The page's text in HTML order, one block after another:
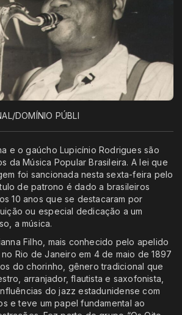
DOMÍNIO PÚBLI
e o gaúcho Lupicínio Rodrigues são
da Música Popular Brasileira. A lei que
foi sancionada nesta sexta-feira pelo
de patrono é dado a brasileiros
10 anos que se destacaram por
ou especial dedicação a um
a música.
Filho, mais conhecido pelo apelido
Rio de Janeiro em 4 de maio de 1897
do chorinho, gênero tradicional que
arranjador, flautista e saxofonista,
do jazz estadunidense com
e teve um papel fundamental ao